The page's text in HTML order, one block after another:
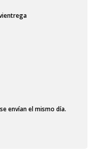
envían el mismo día.